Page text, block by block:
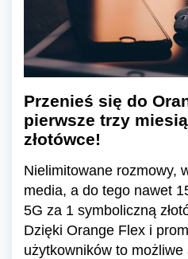
Przenieś się do
pierwsze trzy
złotówce!
Nielimitowane rozmowy,
media, a do tego nawet
5G za 1 symboliczną
Dzięki Orange Flex i
użytkowników to